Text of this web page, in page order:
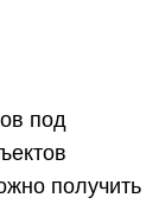
под
получить